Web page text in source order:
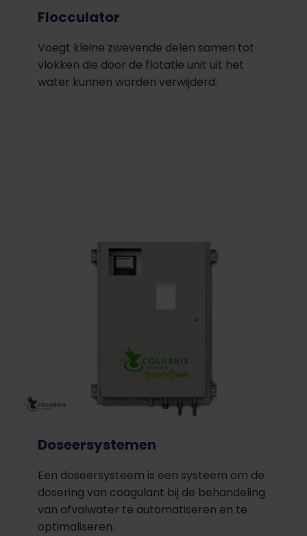
Flocculator
Voegt kleine zwevende delen samen tot
vlokken die door de flotatie unit uit het
water kunnen worden verwijderd.
Doseersystemen
Een doseersysteem is een systeem om de
dosering van coagulant bij de behandeling
van afvalwater te automatiseren en te
optimaliseren.